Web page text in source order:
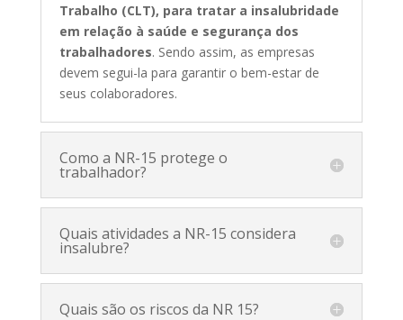
Trabalho (CLT), para tratar a insalubridade
em relação à saúde e segurança dos
trabalhadores. Sendo assim, as empresas
devem segui-la para garantir o bem-estar de
seus colaboradores.
Como a NR-15 protege o
trabalhador?
Quais atividades a NR-15 considera
insalubre?
Quais são os riscos da NR 15?